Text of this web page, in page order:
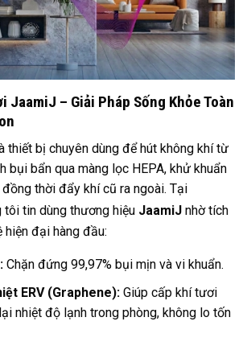
JaamiJ – Giải Pháp Sống Khỏe Toàn
thiết bị chuyên dùng để hút không khí từ
bụi bẩn qua màng lọc HEPA, khử khuẩn
thời đẩy khí cũ ra ngoài. Tại
tôi tin dùng thương hiệu JaamiJ nhờ tích
hiện đại hàng đầu:
Chặn đứng 99,97% bụi mịn và vi khuẩn.
ERV (Graphene):Giúp cấp khí tươi
nhiệt độ lạnh trong phòng, không lo tốn